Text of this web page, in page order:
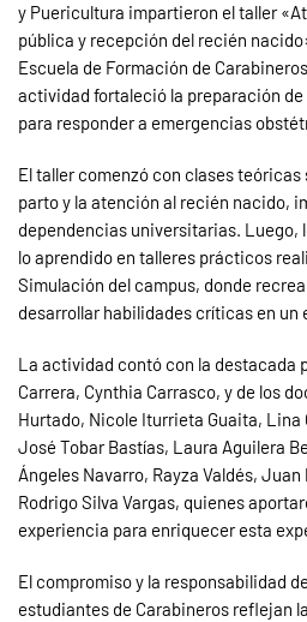
y Puericultura impartieron el taller
pública y recepción del recién
Escuela de Formación de
actividad fortaleció la preparación
para responder a emergencias
El taller comenzó con clases
parto y la atención al recién nacido,
dependencias universitarias. Luego,
lo aprendido en talleres prácticos
Simulación del campus, donde
desarrollar habilidades críticas en un
La actividad contó con la destacada
Carrera, Cynthia Carrasco, y de los
Hurtado, Nicole Iturrieta Guaita, Lina
José Tobar Bastías, Laura Aguilera
Ángeles Navarro, Rayza Valdés,
Rodrigo Silva Vargas, quienes
experiencia para enriquecer esta
El compromiso y la responsabilidad
estudiantes de Carabineros reflejan